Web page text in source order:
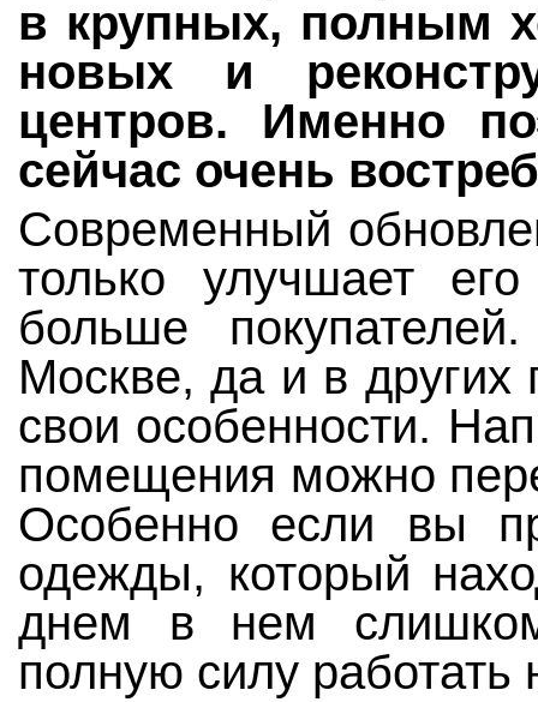
в крупных, полным
новых и
центров. Именно
сейчас очень
Современный
только улучшает
больше
Москве, да и в других
свои особенности.
помещения можно
Особенно если вы
одежды, который
днем в нем
полную силу работать